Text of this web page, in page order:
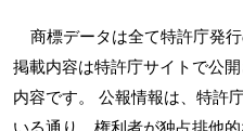
商標データは全て特許庁発
掲載内容は特許庁サイトで公
内容です。 公報情報は、特許